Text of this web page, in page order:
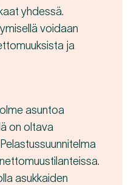
yhdessä.
voidaan
ja
asuntoa
on oltava
asukkaiden